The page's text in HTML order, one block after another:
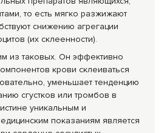
то есть мягко разжижают
снижению агрегации
(их склеенности).
из таковых. Он эффективно
крови склеиваться
уменьшает тенденцию
сгустков или тромбов в
уникальным и
показаниям является